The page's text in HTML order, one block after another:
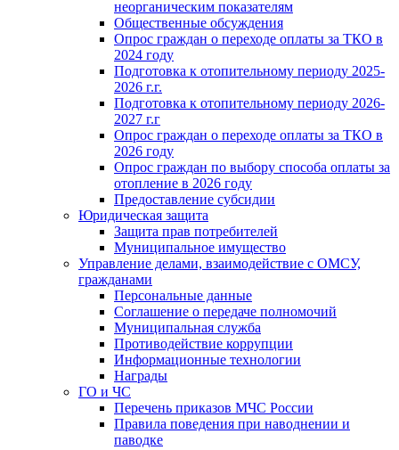
неорганическим показателям
Общественные обсуждения
Опрос граждан о переходе оплаты за ТКО в
2024 году
Подготовка к отопительному периоду 2025-
2026 г.г.
Подготовка к отопительному периоду 2026-
2027 г.г
Опрос граждан о переходе оплаты за ТКО в
2026 году
Опрос граждан по выбору способа оплаты за
отопление в 2026 году
Предоставление субсидии
Юридическая защита
Защита прав потребителей
Муниципальное имущество
Управление делами, взаимодействие с ОМСУ,
гражданами
Персональные данные
Соглашение о передаче полномочий
Муниципальная служба
Противодействие коррупции
Информационные технологии
Награды
ГО и ЧС
Перечень приказов МЧС России
Правила поведения при наводнении и
паводке